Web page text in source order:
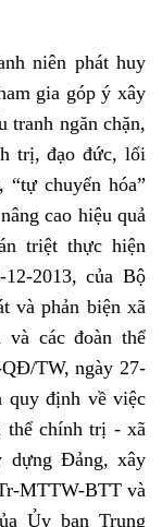
niên phát huy
gia góp ý xây
tranh ngăn chặn,
trị, đạo đức, lối
“tự chuyển hóa”
cao hiệu quả
triệt thực hiện
2013, của Bộ
và phản biện xã
các đoàn thể
TW, ngày 27-
quy định về việc
thể chính trị - xã
dựng Đảng, xây
MTTW-BTT và
Ủy ban Trung